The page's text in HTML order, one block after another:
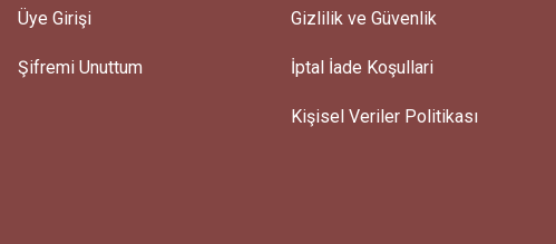
Üye Girişi
Şifremi Unuttum
Gizlilik ve Güvenlik
İptal İade Koşullari
Kişisel Veriler Politikası